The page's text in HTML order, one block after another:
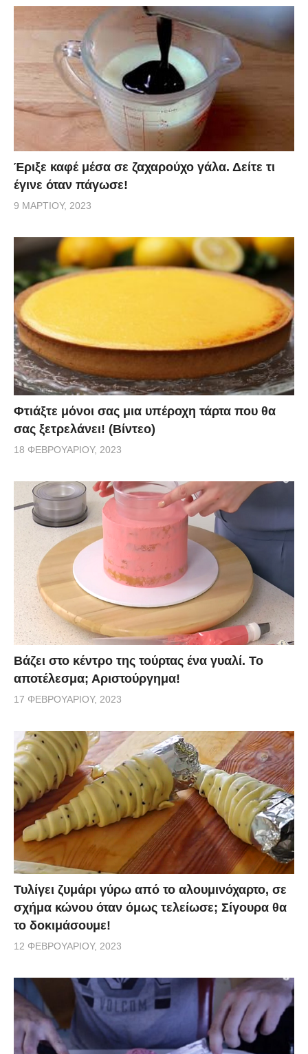
Έριξε καφέ μέσα σε ζαχαρούχο γάλα. Δείτε τι
έγινε όταν πάγωσε!
9 ΜΑΡΤΊΟΥ, 2023
Φτιάξτε μόνοι σας μια υπέροχη τάρτα που θα
σας ξετρελάνει! (Βίντεο)
18 ΦΕΒΡΟΥΑΡΊΟΥ, 2023
Βάζει στο κέντρο της τούρτας ένα γυαλί. Το
αποτέλεσμα; Αριστούργημα!
17 ΦΕΒΡΟΥΑΡΊΟΥ, 2023
Τυλίγει ζυμάρι γύρω από το αλουμινόχαρτο, σε
σχήμα κώνου όταν όμως τελείωσε; Σίγουρα θα
το δοκιμάσουμε!
12 ΦΕΒΡΟΥΑΡΊΟΥ, 2023